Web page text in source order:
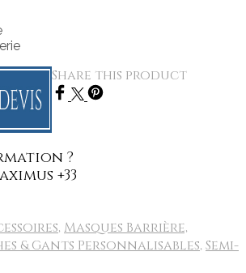
Share this product
, Masques Barrière,
& Gants Personnalisables, Semi-